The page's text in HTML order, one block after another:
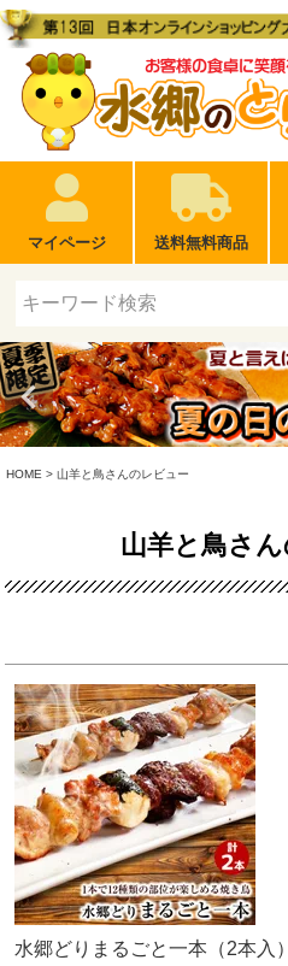
マイページ 送料無料商品
HOME 山羊と鳥さんのレビュー
山羊と鳥さ
水郷どりまるごと一本（2本入